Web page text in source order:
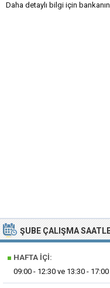
Daha detaylı bilgi için
ŞUBE ÇALIŞMA
■ HAFTA İÇI:
09:00 - 12:30 ve 13:30 - 17:00